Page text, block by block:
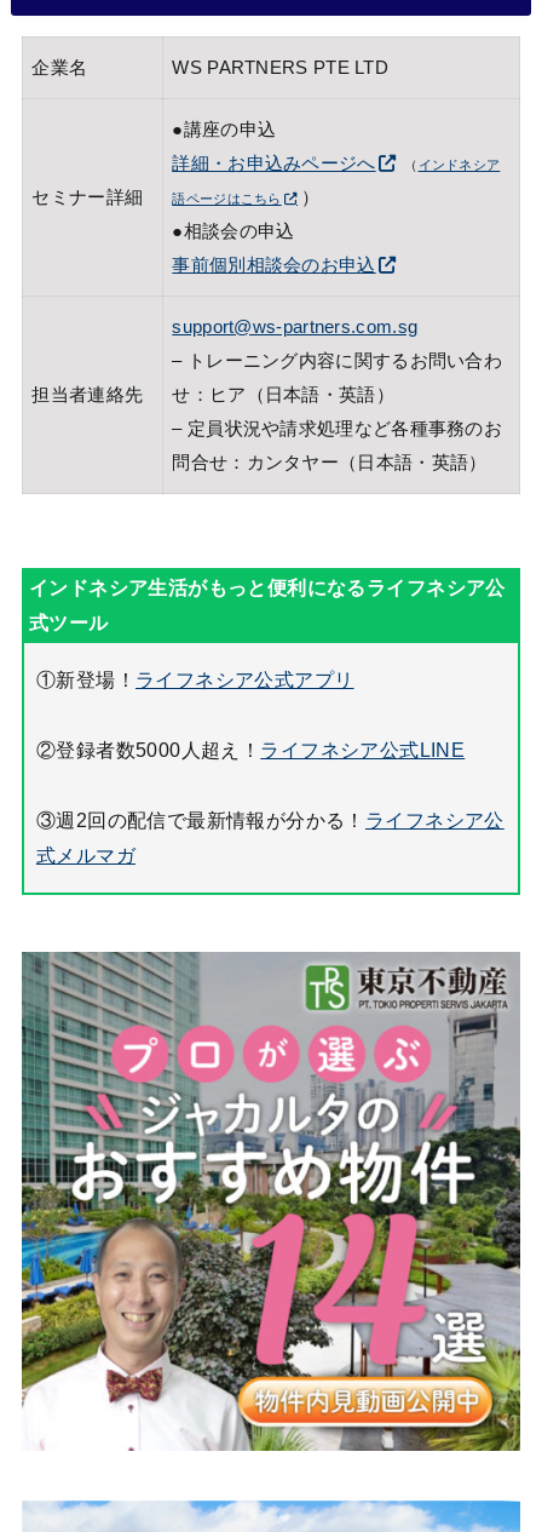
企業名 WS PARTNERS PTE LTD
セミナー詳細
●講座の申込
詳細・お申込みページへ
（ インドネシア
語ページはこちら
）
●相談会の申込
事前個別相談会のお申込
担当者連絡先
support@ws-partners.com.sg
– トレーニング内容に関するお問い合わ
せ：ヒア（日本語・英語）
– 定員状況や請求処理など各種事務のお
問合せ：カンタヤー（日本語・英語）
①新登場！ ライフネシア公式アプリ
②登録者数5000人超え！ ライフネシア公式LINE
③週2回の配信で最新情報が分かる！ ライフネシア公
式メルマガ